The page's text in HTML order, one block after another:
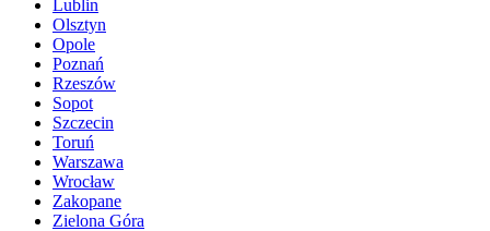
Lublin
Olsztyn
Opole
Poznań
Rzeszów
Sopot
Szczecin
Toruń
Warszawa
Wrocław
Zakopane
Zielona Góra